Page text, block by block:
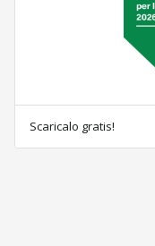
Scaricalo gratis!